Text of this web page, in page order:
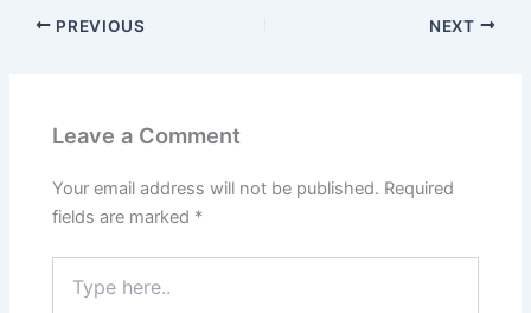
PREVIOUS NEXT
Leave a Comment
Your email address will not be published. Required
fields are marked *
here..